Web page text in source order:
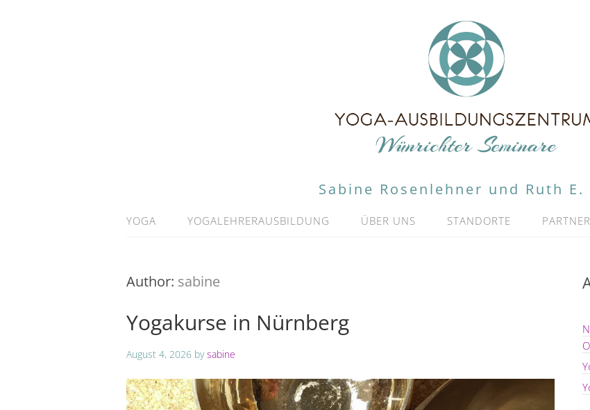
Sabine Rosenlehner und Ruth E.
YOGA YOGALEHRERAUSBILDUNG ÜBER UNS STANDORTE PARTNER
Author: sabine
Yogakurse in Nürnberg
August 4, 2026 bysabine